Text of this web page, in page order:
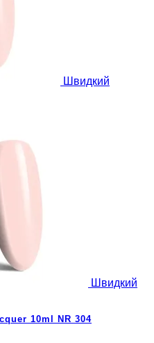
Швидкий
Швидкий
10ml NR 304